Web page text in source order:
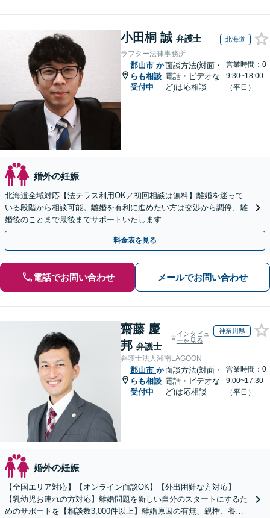
小田桐 誠 弁護士 北海道
ラフター法律事務所
郡山市 か
らも相談
受付中
面談方法(対面・
電話・ビデオな
ど)は応相談
営業時間：0
9:30~18:00
（平日）
婚外の妊娠
北海道全域対応【法テラス利用OK／初回相談は無料】離婚を迷って
いる段階から相談可能。離婚を有利に進めたい方は交渉から調停、離
婚後のことまで最後までサポートいたします
料金表を見る
電話でお問い合わせ メールでお問い合わせ
齋藤 慶
邦 弁護士
インタビュ
ーを見る
神奈川県
弁護士法人湘南LAGOON
郡山市 か
らも相談
受付中
面談方法(対面・
電話・ビデオな
ど)は応相談
営業時間：0
9:00~17:30
（平日）
婚外の妊娠
【全国エリア対応】【オンライン面談OK】【外出困難な方対応】
【乳幼児お連れの方対応】離婚問題を新しい自分のスタートにするた
めのサポートを【相談数3,000件以上】離婚原因の有無、親権、養育